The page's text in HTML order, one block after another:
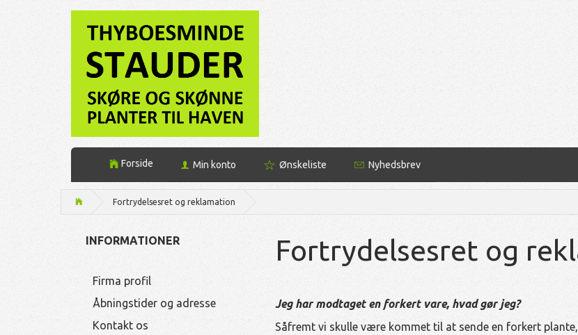
Forside Min konto Ønskeliste Nyhedsbrev
Fortrydelsesret og reklamation
INFORMATIONER
Firma profil
Åbningstider og adresse
Kontakt os
Fortrydelsesret og
Jeg har modtaget en forkert vare, hvad gør jeg?
Såfremt vi skulle være kommet til at sende en forkert